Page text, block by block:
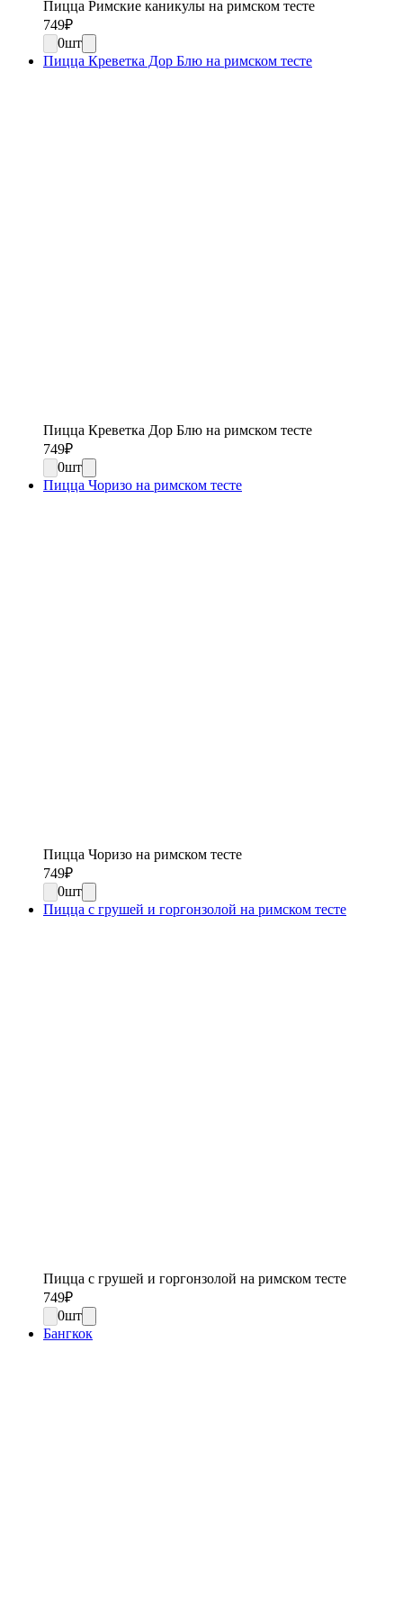
Пицца Римские каникулы на римском тесте
749₽
0шт
Пицца Креветка Дор Блю на римском тесте
Пицца Креветка Дор Блю на римском тесте
749₽
0шт
Пицца Чоризо на римском тесте
Пицца Чоризо на римском тесте
749₽
0шт
Пицца с грушей и горгонзолой на римском тесте
Пицца с грушей и горгонзолой на римском тесте
749₽
0шт
Бангкок